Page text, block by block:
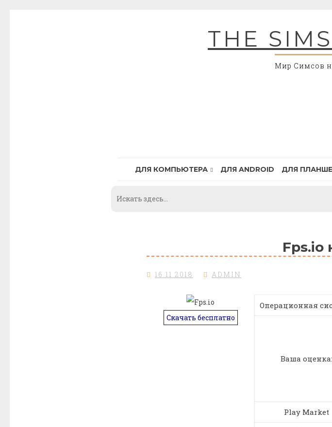
THE
Мир Симсов
ДЛЯ КОМПЬЮТЕРА ДЛЯ ANDROID ДЛЯ
Fps.io
16.11.2018 ADMIN
Скачать бесплатно
Операционная
Ваша оценка:
Play Market